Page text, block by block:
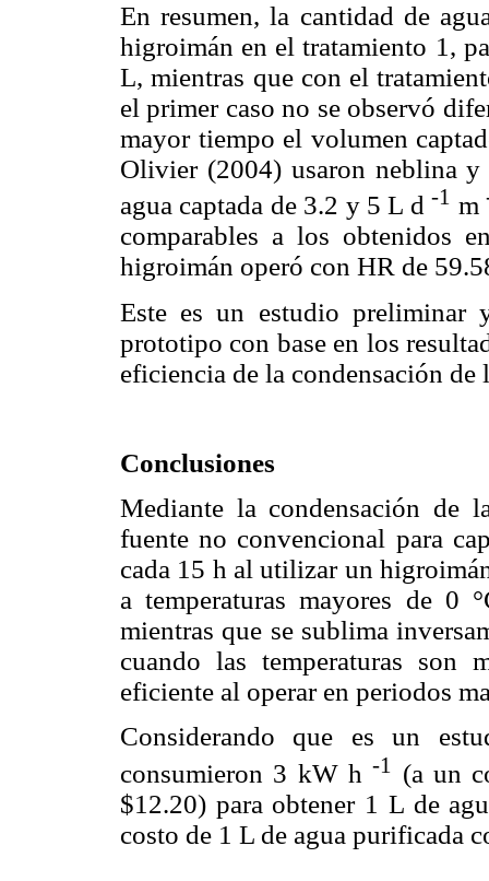
En resumen, la cantidad de
higroimán en el tratamiento 1,
L, mientras que con el
el primer caso no se observó
mayor tiempo el volumen
Olivier (2004) usaron neblina
agua captada de 3.2 y 5 L d-1 m
comparables a los obtenidos
higroimán operó con HR de
Este es un estudio preliminar
prototipo con base en los
eficiencia de la condensación de
Conclusiones
Mediante la condensación de
fuente no convencional para
cada 15 h al utilizar un
a temperaturas mayores de 0
mientras que se sublima
cuando las temperaturas son
eficiente al operar en periodos
Considerando que es un
consumieron 3 kW h-1
(a un
$12.20) para obtener 1 L de
costo de 1 L de agua purificada